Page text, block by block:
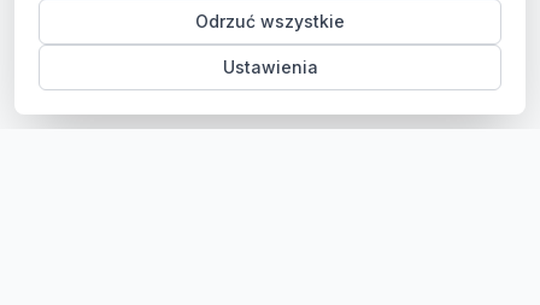
Ustawienia
Odrzuć wszystkie